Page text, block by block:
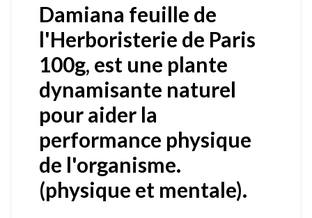
Damiana feuille de
l'Herboristerie de Paris
100g, est une plante
dynamisante naturel
pour aider la
performance physique
de l'organisme.
(physique et mentale).